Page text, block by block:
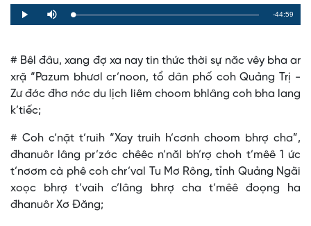
Play Mute Loaded:
0%
Progress:
0%
Remaining
-44:59
# Bêl đâu, xang đợ xa nay tin thức thời sự năc vêy bha ar
xrặ “Pazum bhươl cr’noon, tổ dân phố coh Quảng Trị -
Zư đớc đhơ nớc du lịch liêm choom bhlâng coh bha lang
k’tiếc;
# Coh c’nặt t’ruih “Xay truih h’cơnh choom bhrợ cha”,
đhanuôr lâng pr’zớc chêêc n’năl bh’rợ choh t’mêê 1 ức
t’nơơm cà phê coh chr’val Tu Mơ Rông, tỉnh Quảng Ngãi
xoọc bhrợ t’vaih c’lâng bhrợ cha t’mêê đoọng ha
đhanuôr Xơ Đăng;